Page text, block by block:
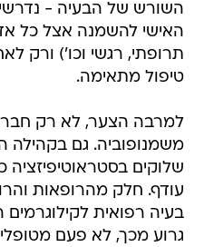
השורש של הבעיה -
האישי להשמנה אצל כל
תרופתי, רגשי וכו') ורק
טיפול מתאימה.
למרבה הצער, לא רק
משמנופוביה. גם בקהילה
שלוקים
עודף. חלק מהרופאות
בעיה רפואית
גרוע מכך, לא פעם